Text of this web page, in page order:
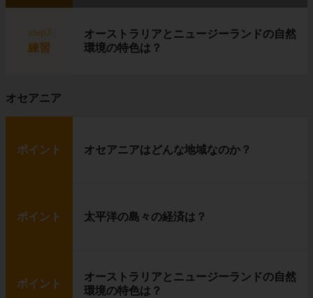
に
や アザラシです。
step3
練習
オーストラリアとニュージーランドの自然
環境の特色は？
オセアニア
ポイント オセアニアはどんな地域なのか？
ポイント 太平洋の島々の経済は？
ポイント
オーストラリアとニュージーランドの自然
環境の特色は？